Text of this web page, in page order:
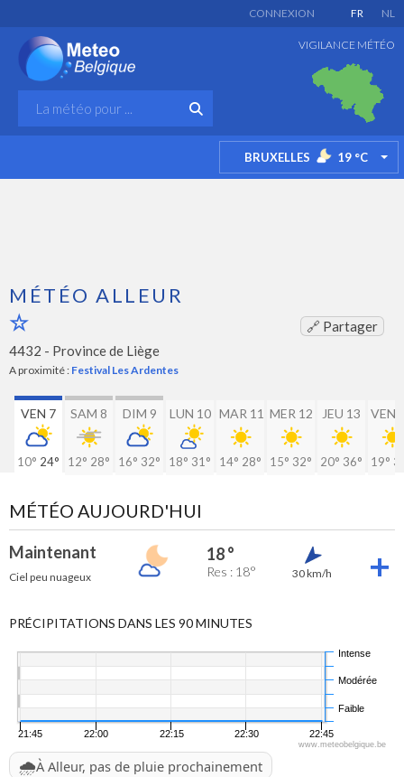
FR NL
CONNEXION
VIGILANCE MÉTÉO
BRUXELLES 19 °C
MÉTÉO ALLEUR
🔗 Partager
4432 - Province de Liège
A proximité : Festival Les Ardentes
VEN 7
10° 24°
SAM 8
12° 28°
DIM 9
16° 32°
LUN 10
18° 31°
MAR 11
14° 28°
MER 12
15° 32°
JEU 13
20° 36°
VEN
19°
MÉTÉO AUJOURD'HUI
Maintenant
Ciel peu nuageux
18 °
Res : 18° 30 km/h
PRÉCIPITATIONS DANS LES 90 MINUTES
21:45 22:00 22:15 22:30 22:45
Faible
Modérée
Intense
www.meteobelgique.be
🌧️À Alleur, pas de pluie prochainement